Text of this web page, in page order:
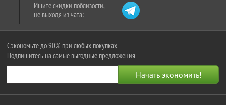
Ищите скидки поблизости,
не выходя из чата:
Сэкономьте до 90% при любых покупках
Подпишитесь на самые выгодные предложения